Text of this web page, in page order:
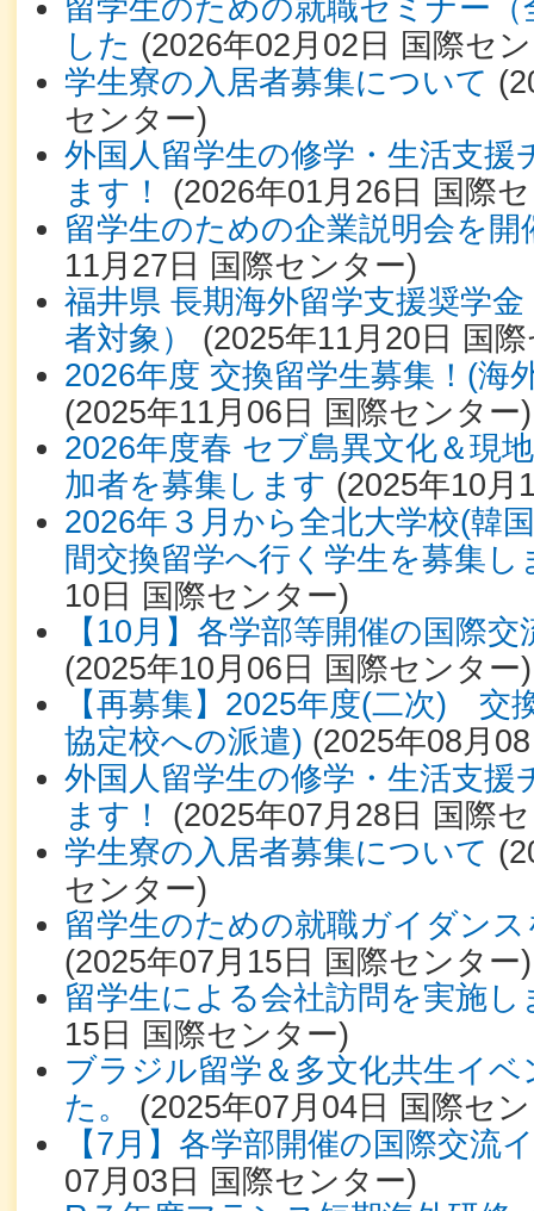
留学生のための就職セミナー
した (2026年02月02日 国際セ
学生寮の入居者募集について (
センター)
外国人留学生の修学・生活支援
ます！
(2026年01月26日 国際
留学生のための企業説明会を開
11月27日 国際センター)
福井県 長期海外留学支援奨学
者対象）
(2025年11月20日 国
2026年度 交換留学生募集！(海
(2025年11月06日 国際センター)
2026年度春 セブ島異文化＆現
加者を募集します (2025年10月
2026年３月から全北大学校(韓
間交換留学へ行く学生を募集し
10日 国際センター)
【10月】各学部等開催の国際
(2025年10月06日 国際センター)
【再募集】2025年度(二次) 交
協定校への派遣) (2025年08月
外国人留学生の修学・生活支援
ます！
(2025年07月28日 国際
学生寮の入居者募集について (
センター)
留学生のための就職ガイダン
(2025年07月15日 国際センター)
留学生による会社訪問を実施し
15日 国際センター)
ブラジル留学＆多文化共生イ
た。
(2025年07月04日 国際セ
【7月】各学部開催の国際交流
07月03日 国際センター)